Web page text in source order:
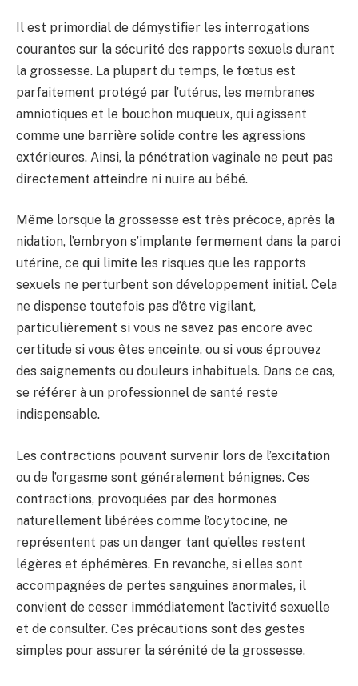
Il est primordial de démystifier les interrogations
courantes sur la sécurité des rapports sexuels durant
la grossesse. La plupart du temps, le fœtus est
parfaitement protégé par l’utérus, les membranes
amniotiques et le bouchon muqueux, qui agissent
comme une barrière solide contre les agressions
extérieures. Ainsi, la pénétration vaginale ne peut pas
directement atteindre ni nuire au bébé.
Même lorsque la grossesse est très précoce, après la
nidation, l’embryon s’implante fermement dans la paroi
utérine, ce qui limite les risques que les rapports
sexuels ne perturbent son développement initial. Cela
ne dispense toutefois pas d’être vigilant,
particulièrement si vous ne savez pas encore avec
certitude si vous êtes enceinte, ou si vous éprouvez
des saignements ou douleurs inhabituels. Dans ce cas,
se référer à un professionnel de santé reste
indispensable.
Les contractions pouvant survenir lors de l’excitation
ou de l’orgasme sont généralement bénignes. Ces
contractions, provoquées par des hormones
naturellement libérées comme l’ocytocine, ne
représentent pas un danger tant qu’elles restent
légères et éphémères. En revanche, si elles sont
accompagnées de pertes sanguines anormales, il
convient de cesser immédiatement l’activité sexuelle
et de consulter. Ces précautions sont des gestes
simples pour assurer la sérénité de la grossesse.